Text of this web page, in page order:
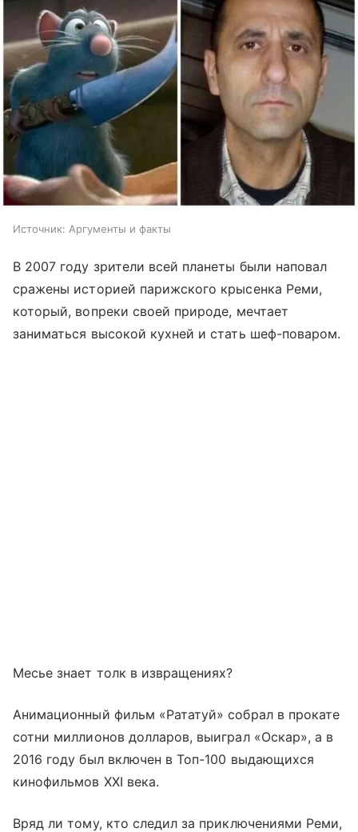
Источник: Аргументы и факты
В 2007 году зрители всей планеты были наповал
сражены историей парижского крысенка Реми,
который, вопреки своей природе, мечтает
заниматься высокой кухней и стать шеф-поваром.
Месье знает толк в извращениях?
Анимационный фильм «Рататуй» собрал в прокате
сотни миллионов долларов, выиграл «Оскар», а в
2016 году был включен в Топ-100 выдающихся
кинофильмов XXI века.
Вряд ли тому, кто следил за приключениями Реми,